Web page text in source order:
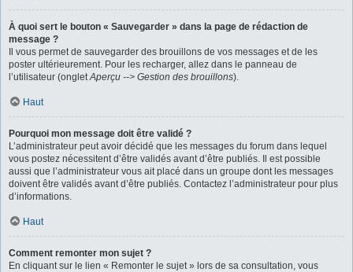
À quoi sert le bouton « Sauvegarder » dans la page de rédaction de
message ?
Il vous permet de sauvegarder des brouillons de vos messages et de les
poster ultérieurement. Pour les recharger, allez dans le panneau de
l’utilisateur (ongletAperçu --> Gestion des brouillons).
Haut
Pourquoi mon message doit être validé ?
L’administrateur peut avoir décidé que les messages du forum dans lequel
vous postez nécessitent d’être validés avant d’être publiés. Il est possible
aussi que l’administrateur vous ait placé dans un groupe dont les messages
doivent être validés avant d’être publiés. Contactez l’administrateur pour plus
d’informations.
Haut
Comment remonter mon sujet ?
En cliquant sur le lien « Remonter le sujet » lors de sa consultation, vous